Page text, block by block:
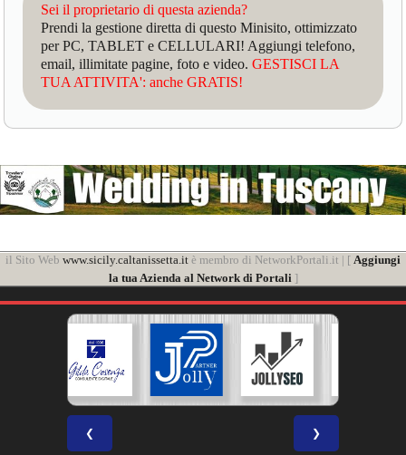
Sei il proprietario di questa azienda?
Prendi la gestione diretta di questo Minisito, ottimizzato
per PC, TABLET e CELLULARI! Aggiungi telefono,
email, illimitate pagine, foto e video.GESTISCI LA
TUA ATTIVITA': anche GRATIS!
il Sito Web www.sicily.caltanissetta.it è membro di NetworkPortali.it | [ Aggiungi
la tua Azienda al Network di Portali]
❮ ❯